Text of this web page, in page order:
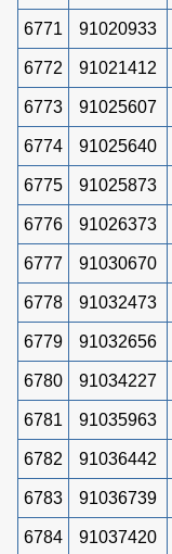
6771 91020933
6772 91021412
6773 91025607
6774 91025640
6775 91025873
6776 91026373
6777 91030670
6778 91032473
6779 91032656
6780 91034227
6781 91035963
6782 91036442
6783 91036739
6784 91037420